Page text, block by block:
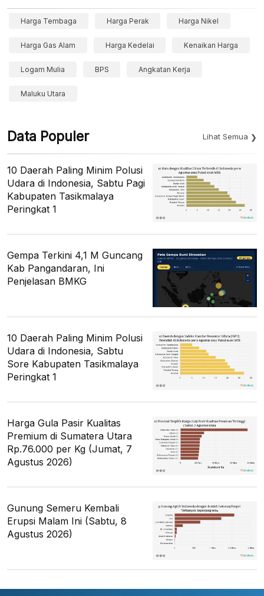
Harga Tembaga Harga Perak Harga Nikel
Harga Gas Alam Harga Kedelai Kenaikan Harga
Logam Mulia BPS Angkatan Kerja
Maluku Utara
Data Populer Lihat Semua
10 Daerah Paling Minim Polusi
Udara di Indonesia, Sabtu Pagi
Kabupaten Tasikmalaya
Peringkat 1
Gempa Terkini 4,1 M Guncang
Kab Pangandaran, Ini
Penjelasan BMKG
10 Daerah Paling Minim Polusi
Udara di Indonesia, Sabtu
Sore Kabupaten Tasikmalaya
Peringkat 1
Harga Gula Pasir Kualitas
Premium di Sumatera Utara
Rp.76.000 per Kg (Jumat, 7
Agustus 2026)
Gunung Semeru Kembali
Erupsi Malam Ini (Sabtu, 8
Agustus 2026)